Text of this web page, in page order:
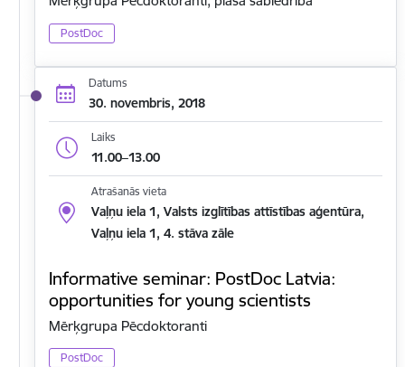
PostDoc
Datums
30. novembris, 2018
Laiks
11.00–13.00
Atrašanās vieta
Vaļņu iela 1, Valsts izglītības attīstības aģentūra,
Vaļņu iela 1, 4. stāva zāle
Informative seminar: PostDoc Latvia:
opportunities for young scientists
Mērķgrupa Pēcdoktoranti
PostDoc